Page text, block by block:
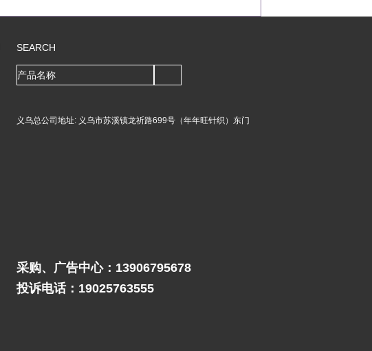
SEARCH
义乌总公司地址: 义乌市苏溪镇龙祈路699号（年年旺针织）东门
采购、广告中心：13906795678
投诉电话：19025763555